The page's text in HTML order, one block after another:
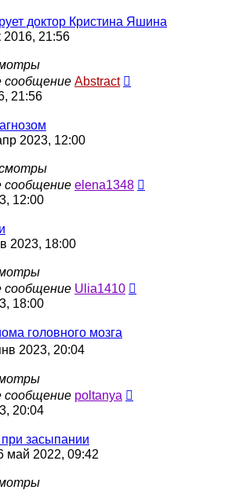
доктор Кристина Яшина
2016, 21:56
сообщение Abstract
21:56
2023, 12:00
сообщение elena1348
12:00
2023, 18:00
сообщение Ulia1410
18:00
головного мозга
2023, 20:04
сообщение poltanya
20:04
засыпании
май 2022, 09:42